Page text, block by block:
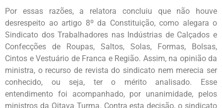
Por essas razões, a relatora concluiu que não houve
desrespeito ao artigo 8º da Constituição, como alegara o
Sindicato dos Trabalhadores nas Indústrias de Calçados e
Confecções de Roupas, Saltos, Solas, Formas, Bolsas,
Cintos e Vestuário de Franca e Região. Assim, na opinião da
ministra, o recurso de revista do sindicato nem merecia ser
conhecido, ou seja, ter o mérito analisado. Esse
entendimento foi acompanhado, por unanimidade, pelos
ministros da Oitava Turma. Contra esta decisão, o sindicato